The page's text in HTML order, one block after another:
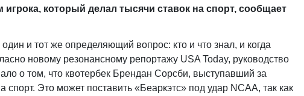
игрока, который делал тысячи ставок на спорт, сообщает
и тот же определяющий вопрос: кто и что знал, и когда
новому резонансному репортажу USA Today, руководство
о том, что квотербек Брендан Сорсби, выступавший за
спорт. Это может поставить «Беаркэтс» под удар NCAA, так как